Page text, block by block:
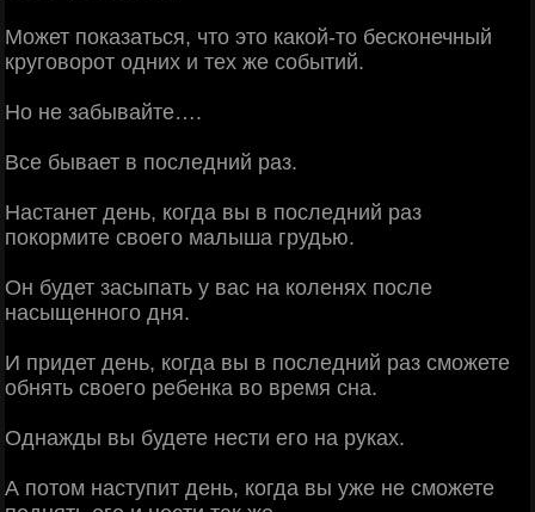
Может показаться, что это какой-то бесконечный
круговорот одних и тех же событий.
Но не забывайте….
Все бывает в последний раз.
Настанет день, когда вы в последний раз
покормите своего малыша грудью.
Он будет засыпать у вас на коленях после
насыщенного дня.
И придет день, когда вы в последний раз сможете
обнять своего ребенка во время сна.
Однажды вы будете нести его на руках.
А потом наступит день, когда вы уже не сможете